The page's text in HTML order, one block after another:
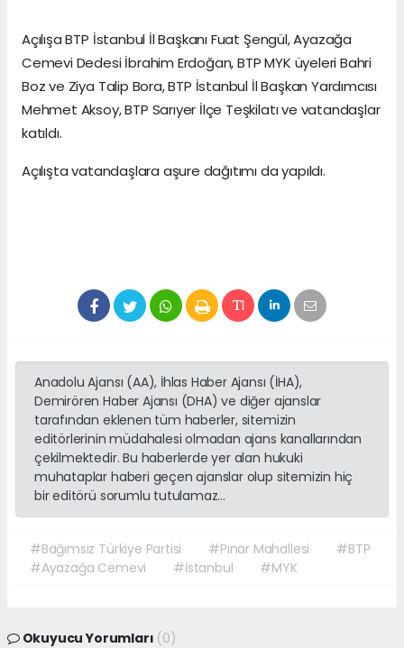
Açılışa BTP İstanbul İl Başkanı Fuat Şengül, Ayazağa
Cemevi Dedesi İbrahim Erdoğan, BTP MYK üyeleri Bahri
Boz ve Ziya Talip Bora, BTP İstanbul İl Başkan Yardımcısı
Mehmet Aksoy, BTP Sarıyer İlçe Teşkilatı ve vatandaşlar
katıldı.
Açılışta vatandaşlara aşure dağıtımı da yapıldı.
Anadolu Ajansı (AA), İhlas Haber Ajansı (İHA),
Demirören Haber Ajansı (DHA) ve diğer ajanslar
tarafından eklenen tüm haberler, sitemizin
editörlerinin müdahalesi olmadan ajans kanallarından
çekilmektedir. Bu haberlerde yer alan hukuki
muhataplar haberi geçen ajanslar olup sitemizin hiç
bir editörü sorumlu tutulamaz...
#Bağımsız Türkiye Partisi #Pınar Mahallesi
#BTP
#Ayazağa Cemevi
#İstanbul #MYK
Okuyucu Yorumları (0)